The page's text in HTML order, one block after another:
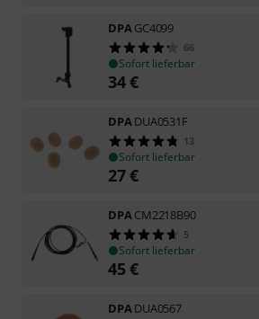
DPAGC4099
66
Sofort lieferbar
34€
DPADUA0531F
13
Sofort lieferbar
27€
DPACM2218B90
5
Sofort lieferbar
45€
DPADUA0567